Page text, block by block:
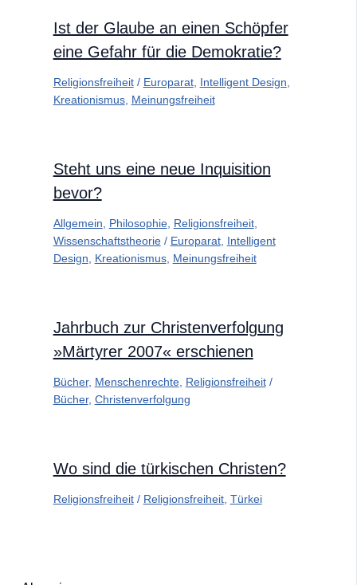
Ist der Glaube an einen Schöpfer
eine Gefahr für die Demokratie?
Religionsfreiheit/ Europarat, Intelligent Design
Kreationismus, Meinungsfreiheit
Steht uns eine neue Inquisition
bevor?
Allgemein Philosophie, Religionsfreiheit,
Wissenschaftstheorie/ Europarat, Intelligent
Design
Kreationismus, Meinungsfreiheit
Jahrbuch zur Christenverfolgung
»Märtyrer 2007« erschienen
Bücher, Menschenrechte, Religionsfreiheit/
Bücher, Christenverfolgung
Wo sind die türkischen Christen?
Religionsfreiheit/ Religionsfreiheit, Türkei